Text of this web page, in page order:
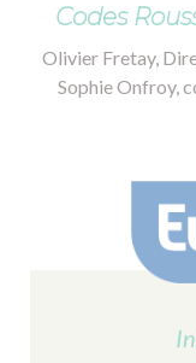
Codes
Olivier Fretay,
Sophie Onfroy,